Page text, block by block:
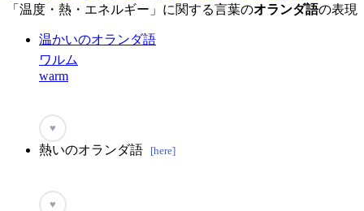
「温度・熱・エネルギー」に関する言葉のオランダ語の表現
温かいのオランダ語
ワルム
warm
♥
熱いのオランダ語 [here]
♥